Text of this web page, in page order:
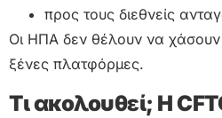
προς τους διεθνείς
Οι ΗΠΑ δεν θέλουν να
ξένες πλατφόρμες.
Τι ακολουθεί; Η